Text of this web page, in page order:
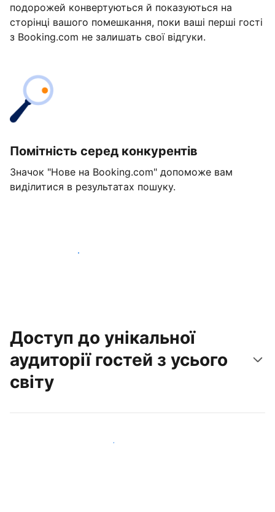
подорожей конвертуються й показуються на
сторінці вашого помешкання, поки ваші перші гості
з Booking.com не залишать свої відгуки.
Помітність серед конкурентів
Значок "Нове на Booking.com" допоможе вам
виділитися в результатах пошуку.
Розпочати вже сьогодні
Доступ до унікальної
аудиторії гостей з усього
світу
Привабити нових гостей вже сьогодні